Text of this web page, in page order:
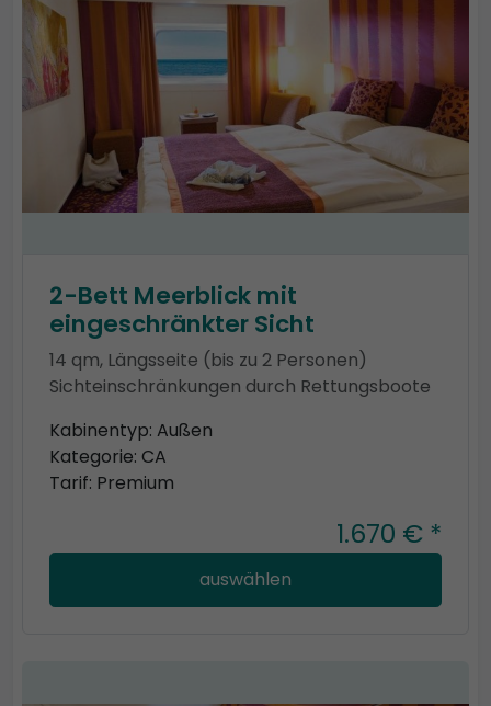
2-Bett Meerblick mit
eingeschränkter Sicht
14 qm, Längsseite (bis zu 2 Personen)
Sichteinschränkungen durch Rettungsboote
Kabinentyp: Außen
Kategorie: CA
Tarif: Premium
1.670 € *
auswählen